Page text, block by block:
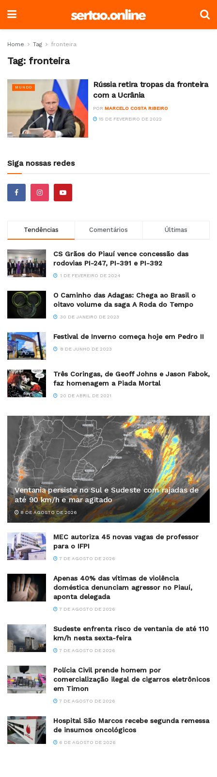
Home Tag fronteira
Tag: fronteira
MUNDO
Rússia retira tropas da fronteira
com a Ucrânia
POR MARCELO COSTA RIBEIRO
15 DE FEVEREIRO DE 2022
Siga nossas redes
Tendências Comentários Últimas
CS Grãos do Piauí vence concessão das
rodovias PI-247, PI-391 e PI-392
1 DE FEVEREIRO DE 2024
O Caminho das Adagas: Chega ao Brasil o
oitavo volume da saga A Roda do Tempo
30 DE JANEIRO DE 2023
Festival de Inverno começa hoje em Pedro II
8 DE JUNHO DE 2023
Três Coringas, de Geoff Johns e Jason Fabok,
faz homenagem a Piada Mortal
20 DE ABRIL DE 2021
Ventania persiste no Sul e Sudeste com rajadas de
até 90 km/h e mar agitado
8 DE AGOSTO DE 2026
MEC autoriza 45 novas vagas de professor
para o IFPI
7 DE AGOSTO DE 2026
Apenas 40% das vítimas de violência
doméstica denunciam agressor no Piauí,
aponta delegada
7 DE AGOSTO DE 2026
Sudeste enfrenta risco de ventania de até 110
km/h nesta sexta-feira
7 DE AGOSTO DE 2026
Polícia Civil prende homem por
comercialização ilegal de cigarros eletrônicos
em Timon
7 DE AGOSTO DE 2026
Hospital São Marcos recebe segunda remessa
de insumos oncológicos
6 DE AGOSTO DE 2026